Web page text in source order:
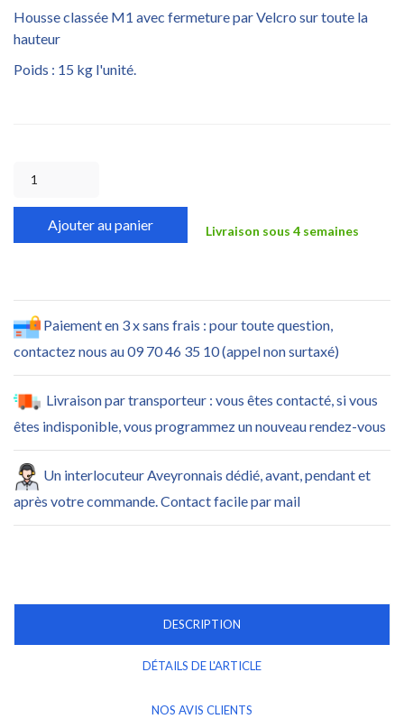
Housse classée M1 avec fermeture par Velcro sur toute la
hauteur
Poids : 15 kg l'unité.
Ajouter au panier Livraison sous 4 semaines
Paiement en 3 x sans frais : pour toute question,
contactez nous au 09 70 46 35 10 (appel non surtaxé)
Livraison par transporteur : vous êtes contacté, si vous
êtes indisponible, vous programmez un nouveau rendez-vous
Un interlocuteur Aveyronnais dédié, avant, pendant et
après votre commande. Contact facile par mail
DESCRIPTION
DÉTAILS DE L'ARTICLE
NOS AVIS CLIENTS